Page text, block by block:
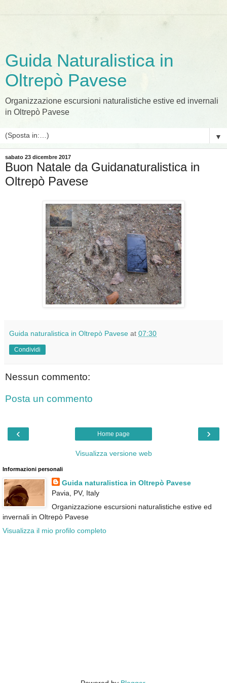
Guida Naturalistica in
Oltrepò Pavese
Organizzazione escursioni naturalistiche estive ed invernali
in Oltrepò Pavese
▼
sabato 23 dicembre 2017
Buon Natale da Guidanaturalistica in
Oltrepò Pavese
Guida naturalistica in Oltrepò Pavese at 07:30
Condividi
Nessun commento:
Posta un commento
‹ ›
Home page
Visualizza versione web
Informazioni personali
Guida naturalistica in Oltrepò Pavese
Pavia, PV, Italy
Organizzazione escursioni naturalistiche estive ed
invernali in Oltrepò Pavese
Visualizza il mio profilo completo